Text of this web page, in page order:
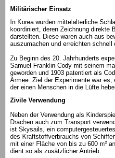
Militärischer Einsatz
In Korea wurden mittelalterliche
koordiniert, deren Zeichnung direkte
darstellten. Diese waren auch aus
auszumachen und erreichten schnell
Zu Beginn des 20. Jahrhunderts
Samuel Franklin Cody mit seinem
geworden und 1903 patentiert als
Armee. Ziel der Experimente war es,
der einen Menschen in die Lüfte
Zivile Verwendung
Neben der Verwendung als
Drachen auch zum Transport
ist Skysails, ein
des Kraftstoffverbrauchs von
mit einer Fläche von bis zu 600 m²
dient so als zusätzlicher Antrieb.